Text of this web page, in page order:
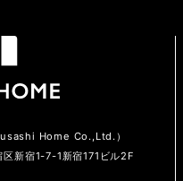
Home Co.,Ltd.）
新宿1-7-1新宿171ビル2F